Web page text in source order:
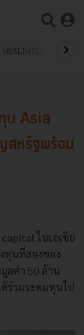
HEALTHTECH
น Asia
สหรัฐพร้อม
ในเอเชีย
ทุนที่สองของ
ลค่า 50 ล้าน
ร่วมระดมทุนไป